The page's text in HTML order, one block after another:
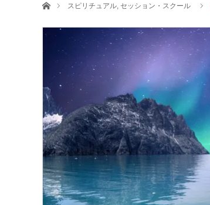
ホームスピリチュアル, セッション・スクール